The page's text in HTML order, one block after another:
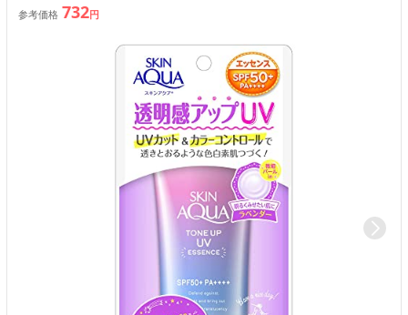
参考価格 732円